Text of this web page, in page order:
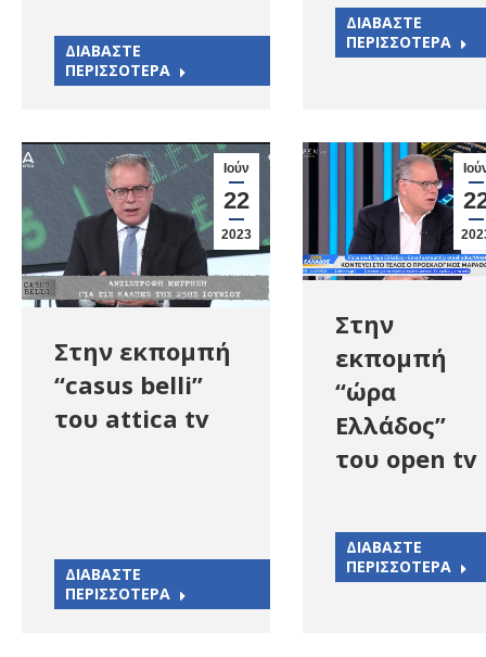
ΔΙΑΒΑΣΤΕ
ΠΕΡΙΣΣΟΤΕΡΑ
ΔΙΑΒΑΣΤΕ
ΠΕΡΙΣΣΟΤΕΡΑ
Ιούν
22
2023
Στην εκπομπή
“casus belli”
του attica tv
ΔΙΑΒΑΣΤΕ
ΠΕΡΙΣΣΟΤΕΡΑ
Στην
εκπομπή
“ώρα
Ελλάδος”
του open tv
ΔΙΑΒΑΣΤΕ
ΠΕΡΙΣΣΟΤΕΡΑ